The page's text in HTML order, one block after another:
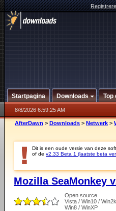
Startpagina Downloads Top
8/8/2026 6:59:25 AM
AfterDawn > Downloads > Netwerk >
Dit is een oude versie van deze
of de v2.33 Beta 1 (laatste beta
Mozilla SeaMonkey
Open source
Vista / Win10 /
Win8 / WinXP